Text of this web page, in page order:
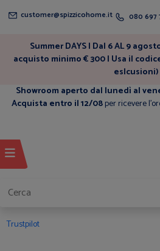
customer@spizzicohome.it 080 697
Summer DAYS | Dal 6 AL 9
acquisto minimo € 300 | Usa il
eslcusioni)
Showroom aperto dal lunedì al
Acquista entro il 12/08per ricevere
Trustpilot